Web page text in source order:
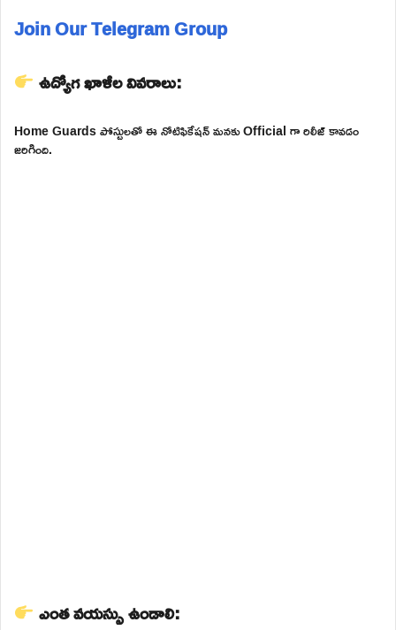
Join Our Telegram Group
ఉద్యోగ ఖాళీల వివరాలు:
Home Guards పోస్టులతో ఈ నోటిఫికేషన్ మనకు Official గా రిలీజ్ కావడం
జరిగింది.
ఎంత వయస్సు ఉండాలి: